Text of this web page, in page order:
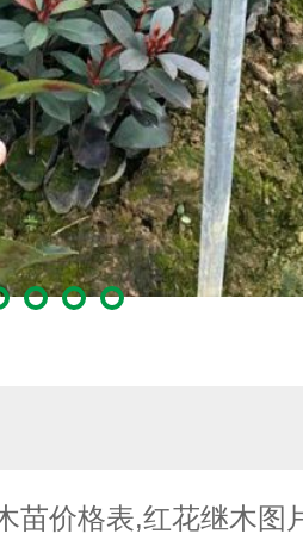
苗价格表,红花继木图